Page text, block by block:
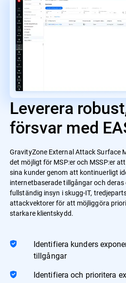
Leverera
försvar med
GravityZone External Attack Surface
det möjligt för MSP:er och MSSP:er
sina kunder genom att kontinuerligt
internetbaserade tillgångar och deras
fullständig insyn i skugg-IT,
attackvektorer för att möjliggöra
starkare klientskydd.
Identifiera kunders
tillgångar
Identifiera och prioritera